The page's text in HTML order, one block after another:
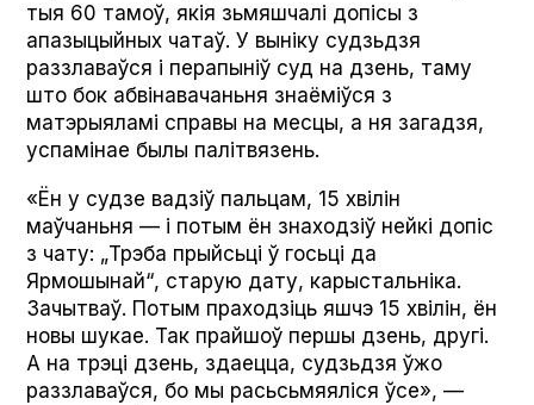
тыя 60 тамоў, якія зьмяшчалі допісы з
апазыцыйных чатаў. У выніку судзьдзя
раззлаваўся і перапыніў суд на дзень, таму
што бок абвінавачаньня знаёміўся з
матэрыяламі справы на месцы, а ня загадзя,
успамінае былы палітвязень.
«Ён у судзе вадзіў пальцам, 15 хвілін
маўчаньня — і потым ён знаходзіў нейкі допіс
з чату: „Трэба прыйсьці ў госьці да
Ярмошынай“, старую дату, карыстальніка.
Зачытваў. Потым праходзіць яшчэ 15 хвілін, ён
новы шукае. Так прайшоў першы дзень, другі.
А на трэці дзень, здаецца, судзьдзя ўжо
раззлаваўся, бо мы расьсьмяяліся ўсе», —